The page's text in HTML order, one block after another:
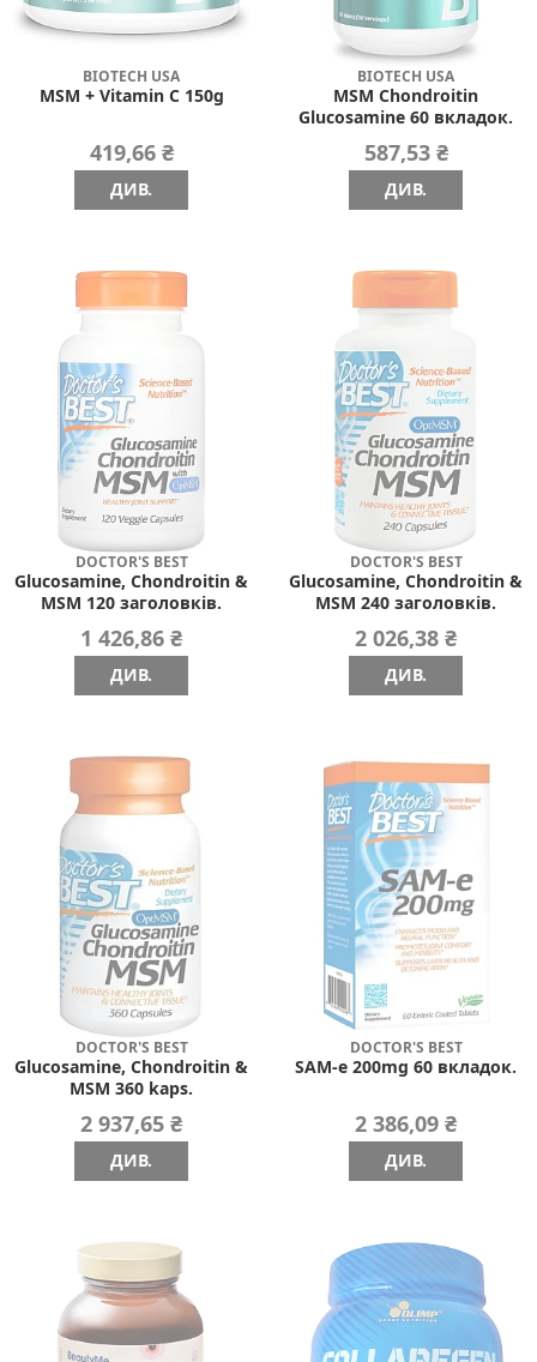
BIOTECH USA
MSM + Vitamin C 150g
419,66 ₴
ДИВ.
BIOTECH USA
MSM Chondroitin
Glucosamine 60 вкладок.
587,53 ₴
ДИВ.
DOCTOR'S BEST
Glucosamine, Chondroitin &
MSM 120 заголовків.
1 426,86 ₴
ДИВ.
DOCTOR'S BEST
Glucosamine, Chondroitin &
MSM 240 заголовків.
2 026,38 ₴
ДИВ.
DOCTOR'S BEST
Glucosamine, Chondroitin &
MSM 360 kaps.
2 937,65 ₴
ДИВ.
DOCTOR'S BEST
SAM-e 200mg 60 вкладок.
2 386,09 ₴
ДИВ.